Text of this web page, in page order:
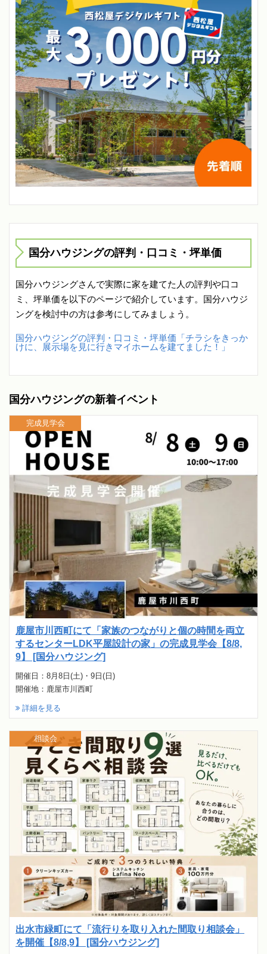
国分ハウジングの評判・口コミ・坪単価
国分ハウジングさんで実際に家を建てた人の評判や口コ
ミ、坪単価を以下のページで紹介しています。国分ハウジ
ングを検討中の方は参考にしてみましょう。
国分ハウジングの評判・口コミ・坪単価「チラシをきっか
けに、展示場を見に行きマイホームを建てました！」
国分ハウジングの新着イベント
鹿屋市川西町にて「家族のつながりと個の時間を両立
するセンターLDK平屋設計の家」の完成見学会【8/8,
9】 [国分ハウジング]
開催日：8月8日(土)・9日(日)
開催地：鹿屋市川西町
詳細を見る
完成見学会
出水市緑町にて「流行りを取り入れた間取り相談会」
を開催【8/8,9】 [国分ハウジング]
相談会